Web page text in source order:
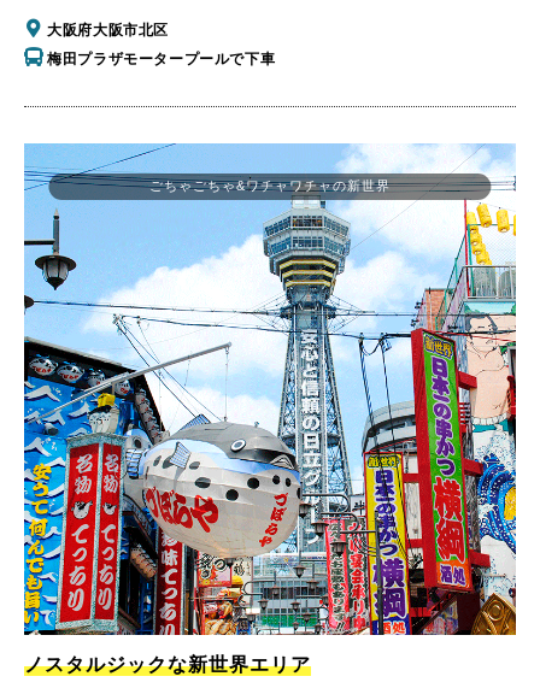
大阪府大阪市北区
梅田プラザモータープールで下車
ごちゃごちゃ&ワチャワチャの新世界
ノスタルジックな新世界エリア